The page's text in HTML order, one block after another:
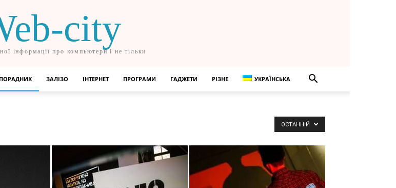
city
інформації про компьютери і не тільки
ЗАЛІЗО ІНТЕРНЕТ ПРОГРАМИ ГАДЖЕТИ РІЗНЕ УКРАЇНСЬКА
ОСТАННІЙ